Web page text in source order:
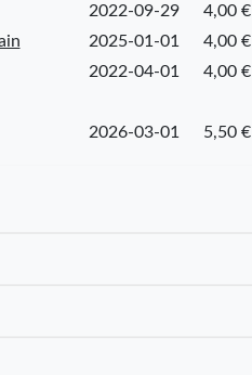
2022-09-29 4,00 €
2025-01-01 4,00 €
2022-04-01 4,00 €
2026-03-01 5,50 €